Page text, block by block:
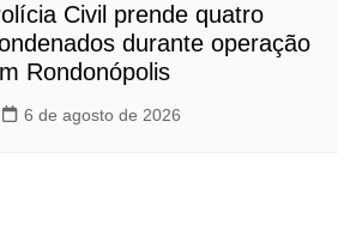
Civil prende quatro
durante operação
Rondonópolis
6 de agosto de 2026